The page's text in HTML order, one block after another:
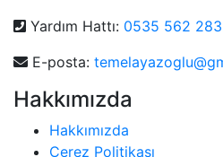
Yardım Hattı: 0535 562
E-posta:
Hakkımızda
Hakkımızda
Çerez Politikası